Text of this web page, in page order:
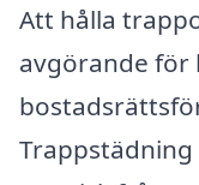
Att hålla
avgörande för
Trappstädning